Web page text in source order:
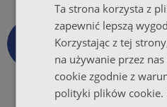
Wysyłka Za
Wszystkie
wysyłamy
firmami
Ta strona korzysta z
zapewnić lepszą
Korzystając z tej
na używanie przez
cookie zgodnie z
polityki plików cookie.